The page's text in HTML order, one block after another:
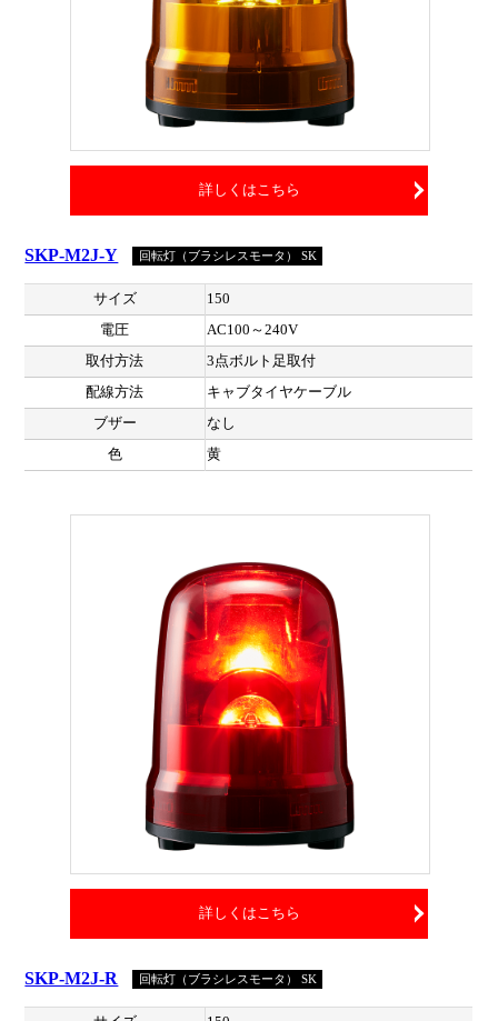
詳しくはこちら
SKP-M2J-Y 回転灯（ブラシレスモータ） SK
サイズ
150
電圧
AC100～240V
取付方法
3点ボルト足取付
配線方法
キャブタイヤケーブル
ブザー
なし
色
黄
詳しくはこちら
SKP-M2J-R 回転灯（ブラシレスモータ） SK